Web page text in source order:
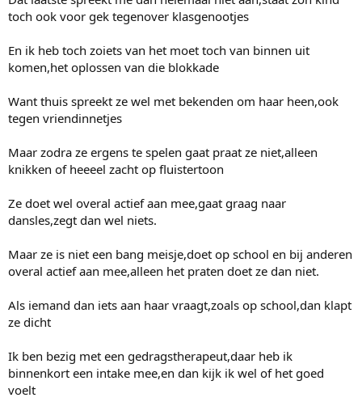
toch ook voor gek tegenover klasgenootjes
En ik heb toch zoiets van het moet toch van binnen uit
komen,het oplossen van die blokkade
Want thuis spreekt ze wel met bekenden om haar heen,ook
tegen vriendinnetjes
Maar zodra ze ergens te spelen gaat praat ze niet,alleen
knikken of heeeel zacht op fluistertoon
Ze doet wel overal actief aan mee,gaat graag naar
dansles,zegt dan wel niets.
Maar ze is niet een bang meisje,doet op school en bij anderen
overal actief aan mee,alleen het praten doet ze dan niet.
Als iemand dan iets aan haar vraagt,zoals op school,dan klapt
ze dicht
Ik ben bezig met een gedragstherapeut,daar heb ik
binnenkort een intake mee,en dan kijk ik wel of het goed
voelt